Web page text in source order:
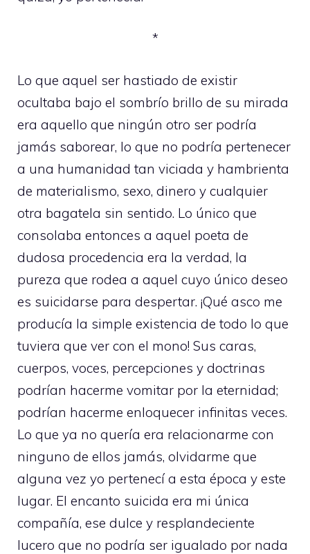
*
Lo que aquel ser hastiado de existir
ocultaba bajo el sombrío brillo de su mirada
era aquello que ningún otro ser podría
jamás saborear, lo que no podría pertenecer
a una humanidad tan viciada y hambrienta
de materialismo, sexo, dinero y cualquier
otra bagatela sin sentido. Lo único que
consolaba entonces a aquel poeta de
dudosa procedencia era la verdad, la
pureza que rodea a aquel cuyo único deseo
es suicidarse para despertar. ¡Qué asco me
producía la simple existencia de todo lo que
tuviera que ver con el mono! Sus caras,
cuerpos, voces, percepciones y doctrinas
podrían hacerme vomitar por la eternidad;
podrían hacerme enloquecer infinitas veces.
Lo que ya no quería era relacionarme con
ninguno de ellos jamás, olvidarme que
alguna vez yo pertenecí a esta época y este
lugar. El encanto suicida era mi única
compañía, ese dulce y resplandeciente
lucero que no podría ser igualado por nada